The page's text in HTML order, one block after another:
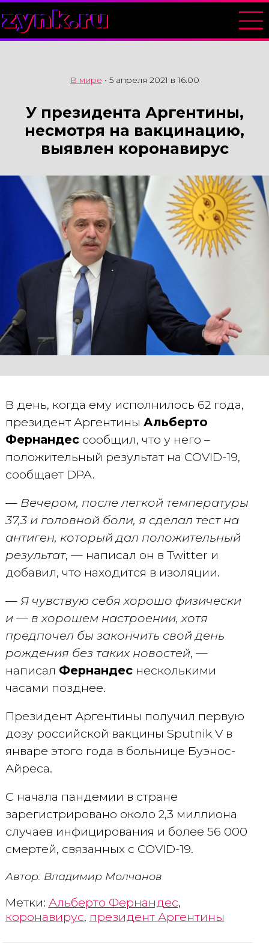
zynk.ru
В мире • 5 апреля 2021 в 16:00
У президента Аргентины,
несмотря на вакцинацию,
выявлен коронавирус
В день, когда ему исполнилось 62 года,
президент Аргентины Альберто
Фернандессообщил, что у него –
положительный результат на COVID-19,
сообщает DPA.
— Вечером, после легкой температуры
37,3 и головной боли, я сделал тест на
антиген, который дал положительный
результат, — написал он в Twitter и
добавил, что находится в изоляции.
— Я чувствую себя хорошо физически
и — в хорошем настроении, хотя
предпочел бы закончить свой день
рождения без таких новостей, —
написал Фернандеснесколькими
часами позднее.
Президент Аргентины получил первую
дозу российской вакцины Sputnik V в
январе этого года в больнице Буэнос-
Айреса.
С начала пандемии в стране
зарегистрировано около 2,3 миллиона
случаев инфицирования и более 56 000
смертей, связанных с COVID-19.
Автор: Владимир Молчанов
Метки: Альберто Фернандес,
коронавирус, президент Аргентины